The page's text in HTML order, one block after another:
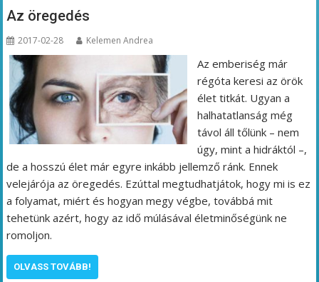
Az öregedés
2017-02-28 Kelemen Andrea
Az emberiség már
régóta keresi az örök
élet titkát. Ugyan a
halhatatlanság még
távol áll tőlünk – nem
úgy, mint a hidráktól –,
de a hosszú élet már egyre inkább jellemző ránk. Ennek
velejárója az öregedés. Ezúttal megtudhatjátok, hogy mi is ez
a folyamat, miért és hogyan megy végbe, továbbá mit
tehetünk azért, hogy az idő múlásával életminőségünk ne
romoljon.
OLVASS TOVÁBB!